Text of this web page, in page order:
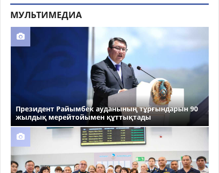
МУЛЬТИМЕДИА
Президент Райымбек ауданының тұрғындарын 90
жылдық мерейтойымен құттықтады